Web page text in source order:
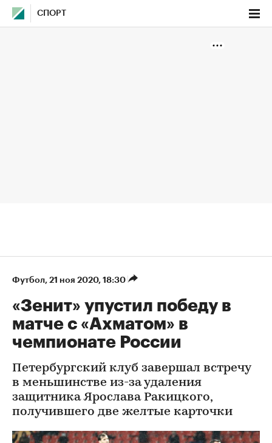
СПОРТ
Футбол⁠, 21 ноя 2020, 18:30
«Зенит» упустил победу в
матче с «Ахматом» в
чемпионате России
Петербургский клуб завершал встречу
в меньшинстве из-за удаления
защитника Ярослава Ракицкого,
получившего две желтые карточки